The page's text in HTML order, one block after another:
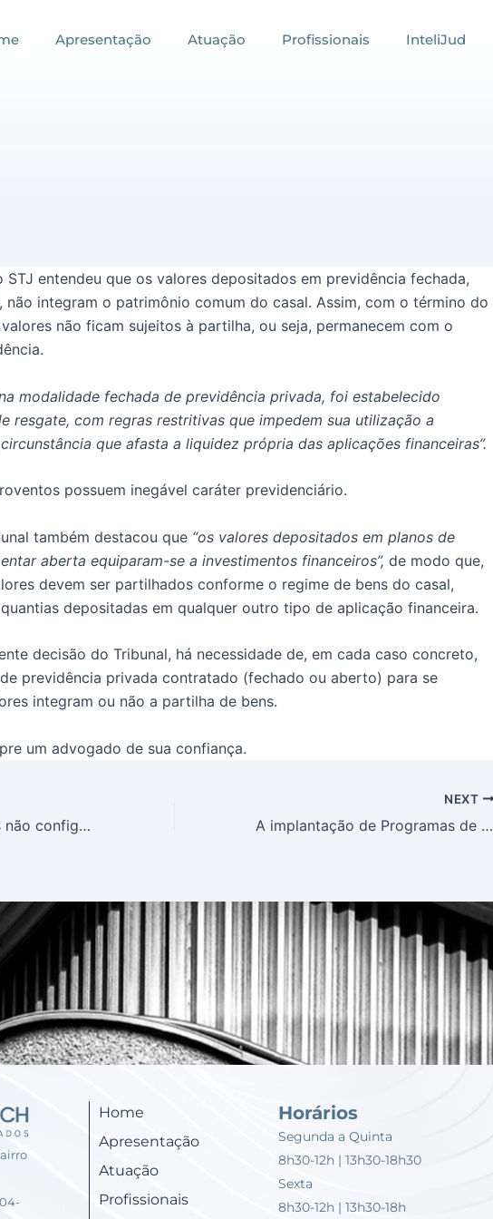
Apresentação Atuação Profissionais InteliJud
STJ entendeu que os valores depositados em previdência fechada,
não integram o patrimônio comum do casal. Assim, com o término do
não ficam sujeitos à partilha, ou seja, permanecem com o
modalidade fechada de previdência privada, foi estabelecido
resgate, com regras restritivas que impedem sua utilização a
que afasta a liquidez própria das aplicações financeiras”.
possuem inegável caráter previdenciário.
também destacou que “os valores depositados em planos de
aberta equiparam-se a investimentos financeiros”, de modo que,
devem ser partilhados conforme o regime de bens do casal,
depositadas em qualquer outro tipo de aplicação financeira.
decisão do Tribunal, há necessidade de, em cada caso concreto,
previdência privada contratado (fechado ou aberto) para se
integram ou não a partilha de bens.
um advogado de sua confiança.
Vazamento de dados não configura automaticamente dano moral
NEXT
A implantação de Programas de Participação nos Lucros e Resultados
Home
Apresentação
Atuação
Profissionais
Horários
Segunda a Quinta
8h30-12h | 13h30-18h30
Sexta
8h30-12h | 13h30-18h